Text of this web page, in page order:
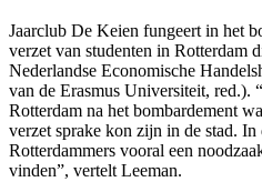
Jaarclub De Keien fungeert in het
verzet van studenten in Rotterdam
Nederlandse Economische
van de Erasmus Universiteit, red.).
Rotterdam na het bombardement
verzet sprake kon zijn in de stad. In
Rotterdammers vooral een
vinden”, vertelt Leeman.